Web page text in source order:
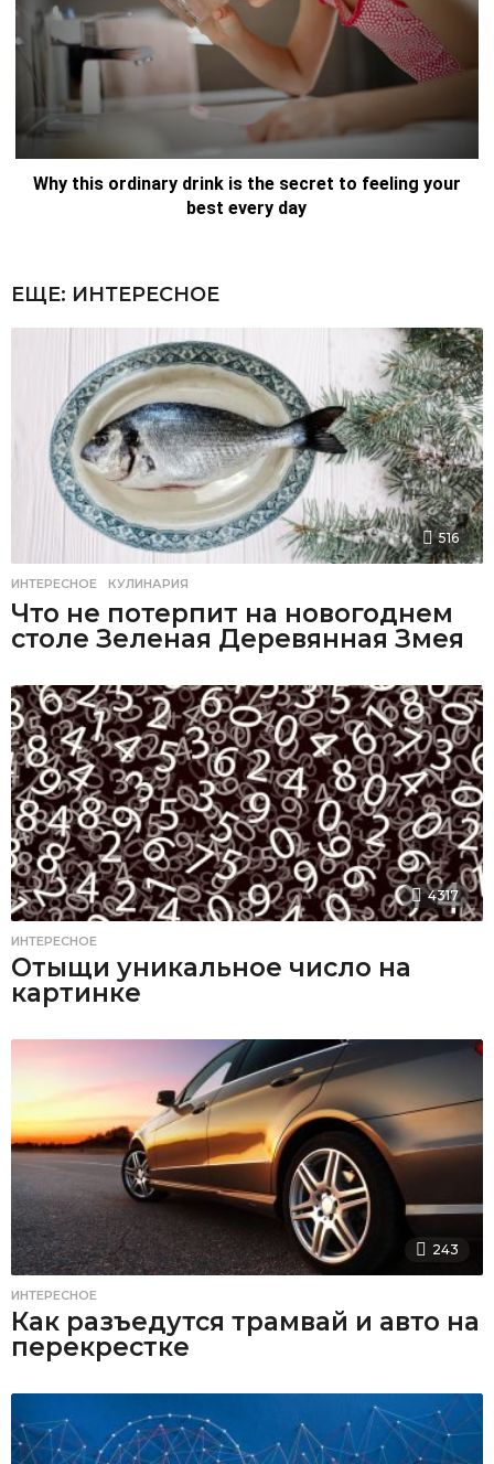
ЕЩЕ: ИНТЕРЕСНОЕ
516
ИНТЕРЕСНОЕ ,КУЛИНАРИЯ
Что не потерпит на новогоднем
столе Зеленая Деревянная Змея
4317
ИНТЕРЕСНОЕ
Отыщи уникальное число на
картинке
243
ИНТЕРЕСНОЕ
Как разъедутся трамвай и авто на
перекрестке